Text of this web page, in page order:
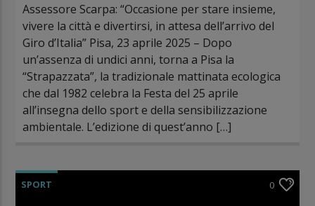
Assessore Scarpa: “Occasione per stare insieme,
vivere la città e divertirsi, in attesa dell’arrivo del
Giro d’Italia” Pisa, 23 aprile 2025 – Dopo
un’assenza di undici anni, torna a Pisa la
“Strapazzata”, la tradizionale mattinata ecologica
che dal 1982 celebra la Festa del 25 aprile
all’insegna dello sport e della sensibilizzazione
ambientale. L’edizione di quest’anno […]
SPORT 0